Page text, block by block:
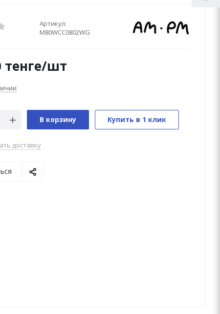
Артикул:
M80WCC0802WG
тенге/шт
В корзину Купить в 1 клик
доставку